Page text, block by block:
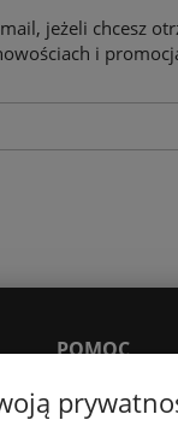
jeżeli chcesz
i
POMOC